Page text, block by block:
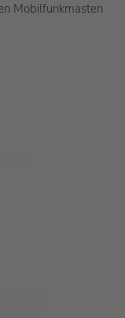
Mobilfunkmasten